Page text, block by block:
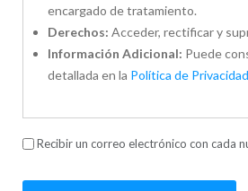
encargado de tratamiento.
Derechos: Acceder, rectificar y
Información Adicional: Puede
detallada en la Política de
Recibir un correo electrónico con cada